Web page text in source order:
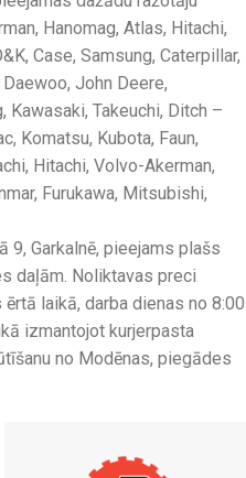
Hanomag, Atlas, Hitachi,
Case, Samsung, Caterpillar,
John Deere,
Kawasaki, Takeuchi, Ditch –
Komatsu, Kubota, Faun,
Hitachi, Volvo-Akerman,
Furukawa, Mitsubishi,
9, Garkalnē, pieejams plašs
daļām. Noliktavas preci
laikā, darba dienas no 8:00
izmantojot kurjerpasta
no Modēnas, piegādes